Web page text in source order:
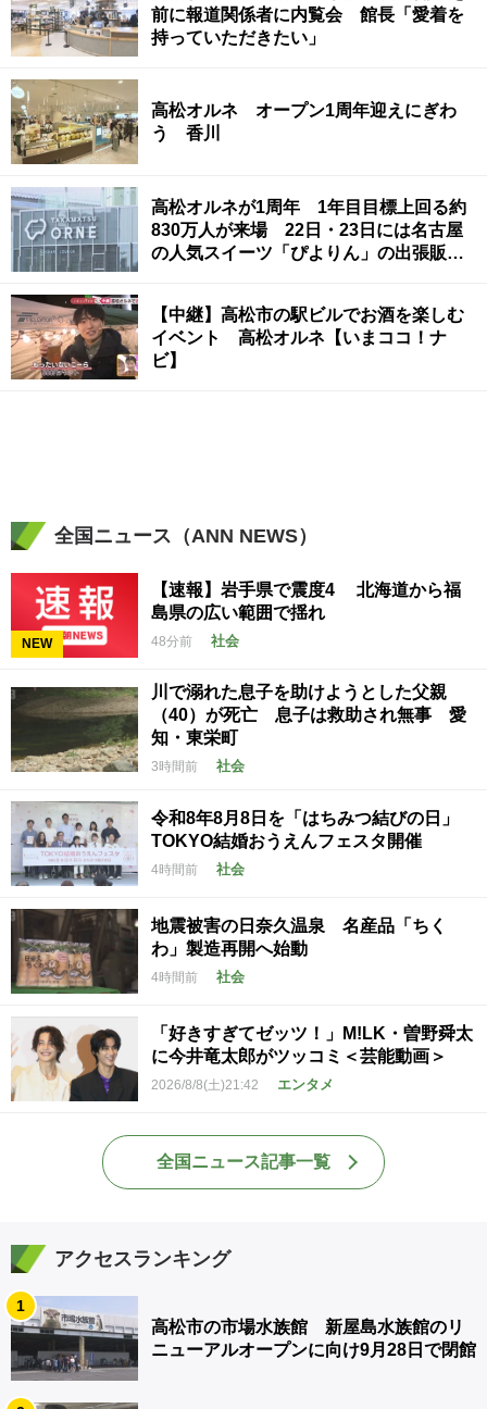
前に報道関係者に内覧会 館長「愛着を
持っていただきたい」
高松オルネ オープン1周年迎えにぎわ
う 香川
高松オルネが1周年 1年目目標上回る約
830万人が来場 22日・23日には名古屋
の人気スイーツ「ぴよりん」の出張販売
【中継】高松市の駅ビルでお酒を楽しむ
イベント 高松オルネ【いまココ！ナ
ビ】
全国ニュース（ANN NEWS）
NEW
【速報】岩手県で震度4 北海道から福
島県の広い範囲で揺れ
48分前 社会
川で溺れた息子を助けようとした父親
（40）が死亡 息子は救助され無事 愛
知・東栄町
3時間前 社会
令和8年8月8日を「はちみつ結びの日」
TOKYO結婚おうえんフェスタ開催
4時間前 社会
地震被害の日奈久温泉 名産品「ちく
わ」製造再開へ始動
4時間前 社会
「好きすぎてゼッツ！」M!LK・曽野舜太
に今井竜太郎がツッコミ＜芸能動画＞
2026/8/8(土)21:42 エンタメ
全国ニュース記事一覧
アクセスランキング
1
高松市の市場水族館 新屋島水族館のリ
ニューアルオープンに向け9月28日で閉館